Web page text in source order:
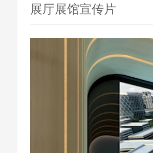
展厅展馆宣传片